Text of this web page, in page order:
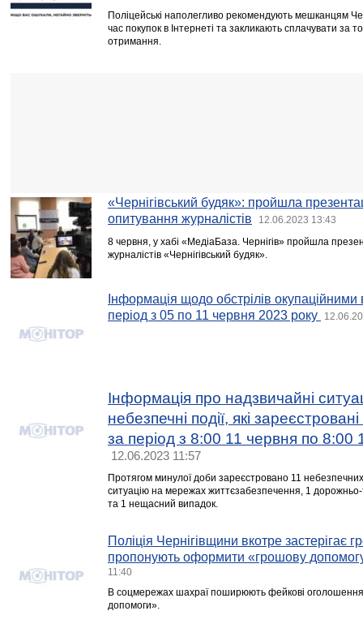
Поліцейські наполегливо рекомендують мешканцям
час покупок в Інтернеті та закликають сплачувати за
отримання.
«Чернігівський будяк»: пройшла
опитування журналістів
12.06.2023 13:43
8 червня, у хабі «МедіаБаза. Чернігів» пройшла
журналістів «Чернігівський будяк».
Інформація щодо обстрілів
період з 05 по 11 червня 2023 року
Інформація про надзвичайні
небезпечні події, які
за період з 8:00 11 червня по 8:00
12.06.2023 11:57
Протягом минулої доби зареєстровано 11
ситуацію на мережах життєзабезпечення, 1
та 1 нещасний випадок.
Поліція Чернігівщини вкотре застерігає
пропонують оформити «грошову
11:40
В соцмережах шахраї поширюють фейкові
допомоги».